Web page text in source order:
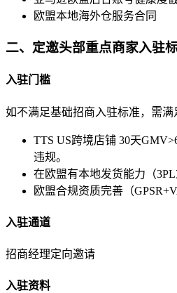
欧盟本地海外仓服务合同
二、定邀头部重点商家入驻
入驻门槛
如不满足基础招商入驻标准，需满
TTS US跨境店铺 30天
违规。
在欧盟有本地发货能力（3PL
欧盟合规资质完善（
入驻通道
招商经理定向邀请
入驻资料